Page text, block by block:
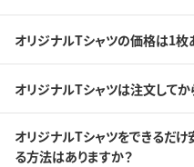
オリジナルTシャツの価格は1枚
オリジナルTシャツは注文して
オリジナルTシャツをできるだけ
る方法はありますか？